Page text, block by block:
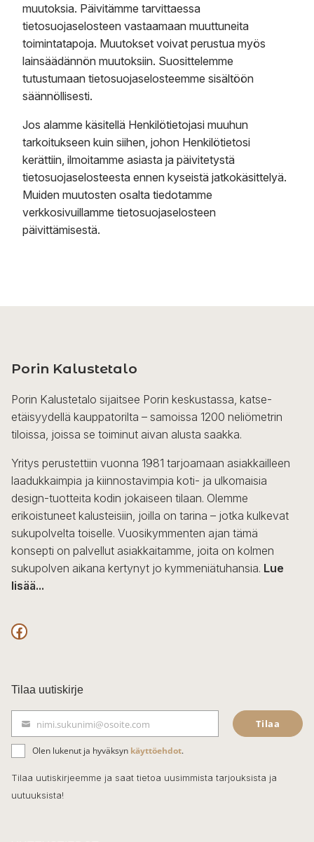
muutoksia. Päivitämme tarvittaessa
tietosuojaselosteen vastaamaan muuttuneita
toimintatapoja. Muutokset voivat perustua myös
lainsäädännön muutoksiin. Suosittelemme
tutustumaan tietosuojaselosteemme sisältöön
säännöllisesti.
Jos alamme käsitellä Henkilötietojasi muuhun
tarkoitukseen kuin siihen, johon Henkilötietosi
kerättiin, ilmoitamme asiasta ja päivitetystä
tietosuojaselosteesta ennen kyseistä jatkokäsittelyä.
Muiden muutosten osalta tiedotamme
verkkosivuillamme tietosuojaselosteen
päivittämisestä.
Porin Kalustetalo
Porin Kalustetalo sijaitsee Porin keskustassa, katse-
etäisyydellä kauppatorilta – samoissa 1200 neliömetrin
tiloissa, joissa se toiminut aivan alusta saakka.
Yritys perustettiin vuonna 1981 tarjoamaan asiakkailleen
laadukkaimpia ja kiinnostavimpia koti- ja ulkomaisia
design-tuotteita kodin jokaiseen tilaan. Olemme
erikoistuneet kalusteisiin, joilla on tarina – jotka kulkevat
sukupolvelta toiselle. Vuosikymmenten ajan tämä
konsepti on palvellut asiakkaitamme, joita on kolmen
sukupolven aikana kertynyt jo kymmeniätuhansia. Lue
lisää...
F
c
e
b
o
o
k
Tilaa uutiskirje
ä
h
k
nimi.sukunimi@osoite.com Tilaa
Olen lukenut ja hyväksyn käyttöehdot.
Tilaa uutiskirjeemme ja saat tietoa uusimmista tarjouksista ja
uutuuksista!